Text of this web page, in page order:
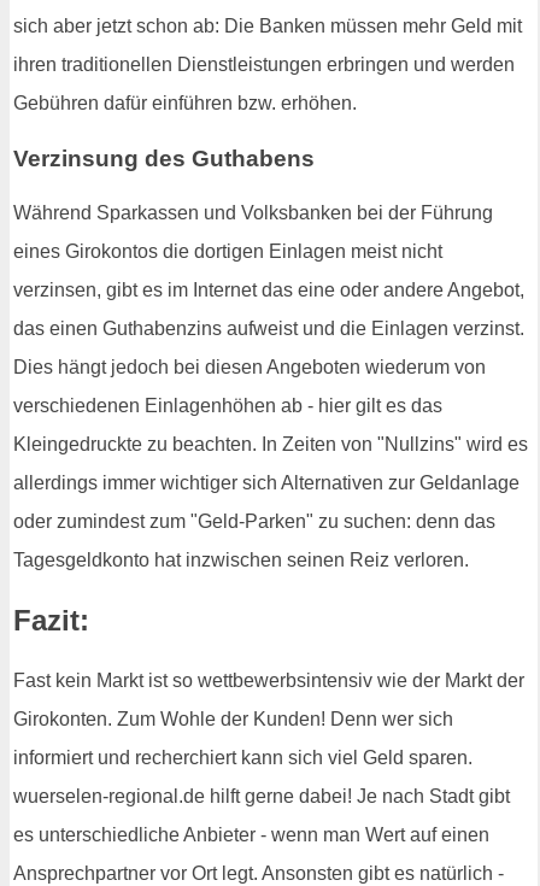
sich aber jetzt schon ab: Die Banken müssen mehr Geld mit
ihren traditionellen Dienstleistungen erbringen und werden
Gebühren dafür einführen bzw. erhöhen.
Verzinsung des Guthabens
Während Sparkassen und Volksbanken bei der Führung
eines Girokontos die dortigen Einlagen meist nicht
verzinsen, gibt es im Internet das eine oder andere Angebot,
das einen Guthabenzins aufweist und die Einlagen verzinst.
Dies hängt jedoch bei diesen Angeboten wiederum von
verschiedenen Einlagenhöhen ab - hier gilt es das
Kleingedruckte zu beachten. In Zeiten von "Nullzins" wird es
allerdings immer wichtiger sich Alternativen zur Geldanlage
oder zumindest zum "Geld-Parken" zu suchen: denn das
Tagesgeldkonto hat inzwischen seinen Reiz verloren.
Fazit:
Fast kein Markt ist so wettbewerbsintensiv wie der Markt der
Girokonten. Zum Wohle der Kunden! Denn wer sich
informiert und recherchiert kann sich viel Geld sparen.
wuerselen-regional.de hilft gerne dabei! Je nach Stadt gibt
es unterschiedliche Anbieter - wenn man Wert auf einen
Ansprechpartner vor Ort legt. Ansonsten gibt es natürlich -